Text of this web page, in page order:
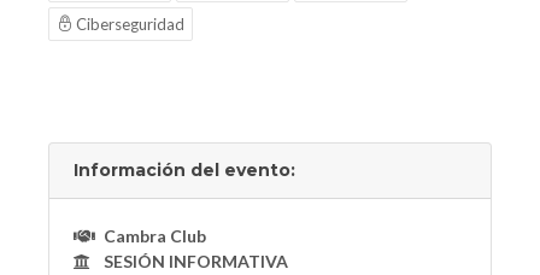
Ciberseguridad
Información del evento:
Cambra Club
SESIÓN INFORMATIVA